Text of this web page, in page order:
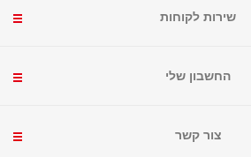
שירות לקוחות
החשבון שלי
צור קשר